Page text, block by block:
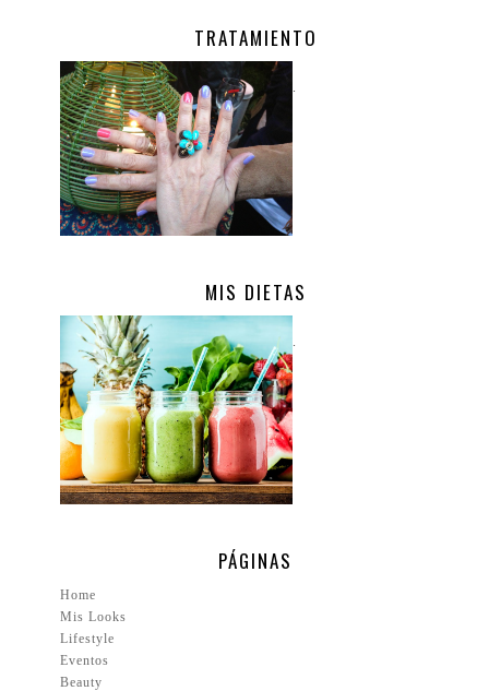
TRATAMIENTO
MIS DIETAS
PÁGINAS
Home
Mis Looks
Lifestyle
Eventos
Beauty